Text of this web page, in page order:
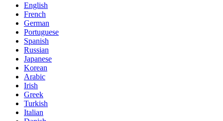
English
French
German
Portuguese
Spanish
Russian
Japanese
Korean
Arabic
Irish
Greek
Turkish
Italian